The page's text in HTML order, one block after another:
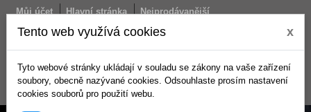
Můj účet Hlavní stránka
Nejprodávanější
Obchodní podmínky
Doprava
Košík (prázdný)
Tento web využívá cookies x
Tyto webové stránky ukládají v souladu se zákony na vaše zařízení
soubory, obecně nazývané cookies. Odsouhlaste prosím nastavení
cookies souborů pro použití webu.